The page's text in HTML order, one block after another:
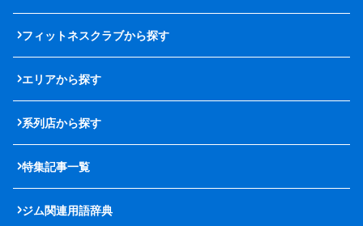
フィットネスクラブから探す
エリアから探す
系列店から探す
特集記事一覧
ジム関連用語辞典